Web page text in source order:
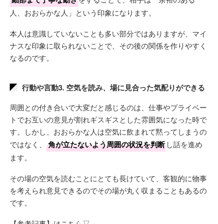
人、おおらかな人」という印象になります。
本人は意識していないことも多い部分ではありますが、マイ
ナスな印象に取られないことで、その後の関係を作りやすく
なるのです。
行動や言動3. 空気を読み、場に見合った気配りができる
周囲との付き合いで大変だと感じるのは、仕事やプライベー
トでお互いの意見が割れギスギスとした雰囲気になった時で
す。しかし、おおらかな人は空気に飲まれて黙ってしまうの
ではなく、
角が立たないよう周囲の状況を判断 し話を進め
ます。
その場の空気を読むことにとても長けていて、客観的に物事
を考えられ意見できるのでその場が丸く収まることもあるの
です。